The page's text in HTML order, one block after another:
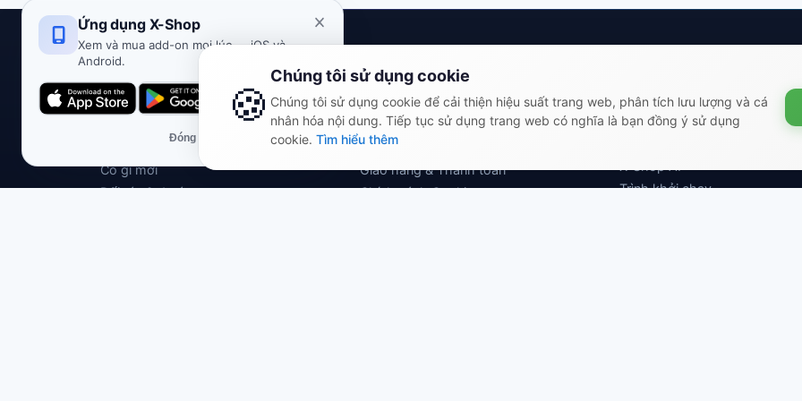
Về chúng tôi
Có gì mới
Đối tác & dự án
Thông tin pháp lý
Đề xuất công khai
Chính sách bảo mật
Chính sách hoàn trả
Giao hàng & Thanh toán
Chính sách Cookie
Tài liệu
Trình khởi chạy
Ứng dụng X-Shop
Xem và mua add-on mọi lúc — iOS và
Android.
Đóng
🍪
Chúng tôi sử dụng cookie
Chúng tôi sử dụng cookie để cải thiện hiệu suất trang web, phân tích lưu lượng và cá
nhân hóa nội dung. Tiếp tục sử dụng trang web có nghĩa là bạn đồng ý sử dụng
cookie. Tìm hiểu thêm